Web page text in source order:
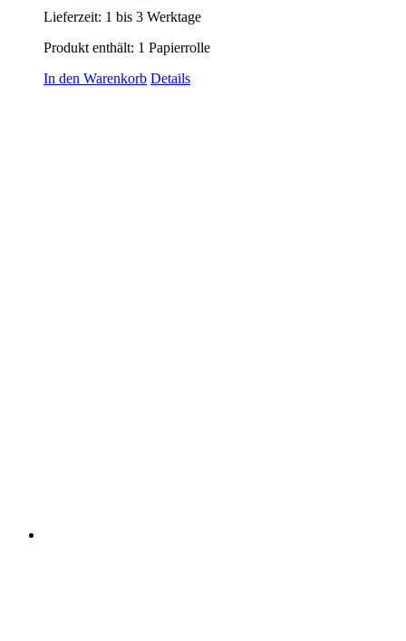
Lieferzeit: 1 bis 3 Werktage
Produkt enthält: 1 Papierrolle
In den Warenkorb Details